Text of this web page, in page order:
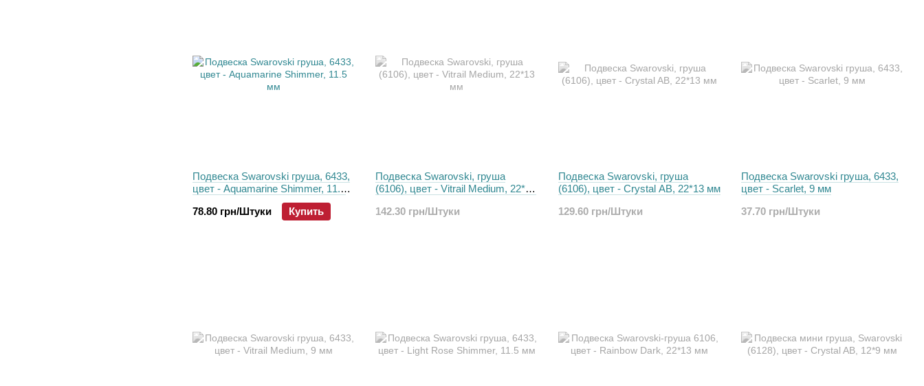
Подвеска Swarovski груша, 6433,
цвет - Aquamarine Shimmer, 11.5
78.80 грн/Штуки
Купить
Подвеска Swarovski, груша
(6106), цвет - Vitrail Medium, 22*13
142.30 грн/Штуки
Подвеска Swarovski, груша
(6106), цвет - Crystal AB, 22*13 мм
129.60 грн/Штуки
Подвеска Swarovski груша, 6433,
цвет - Scarlet, 9 мм
37.70 грн/Штуки